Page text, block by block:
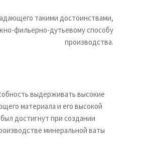
такими достоинствами,
фильерно-дутьевому способу
производства.
выдерживать высокие
материала и его высокой
достигнут при создании
минеральной ваты